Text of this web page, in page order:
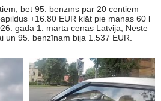
bet 95. benzīns par 20 centiem
+16.80 EUR klāt pie manas 60 l
gada 1. martā cenas Latvijā, Neste
un 95. benzīnam bija 1.537 EUR.